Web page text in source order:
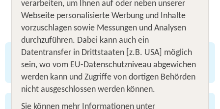
trotzdem auf Sicherheit und Komfort setzen
möchten.
mehr als 59.000 Hotels weltweit
bestes Preis-Leistungs-Verhältnis
Reisen nach der Buchung 3 Tage kostenlos
verarbeiten, um Ihnen auf oder neben unserer
Webseite personalisierte Werbung und Inhalte
vorzuschlagen sowie Messungen und Analysen
durchzuführen. Dabei kann auch ein
Datentransfer in Drittstaaten [z.B. USA] möglich
sein, wo vom EU-Datenschutzniveau abgewichen
werden kann und Zugriffe von dortigen Behörden
nicht ausgeschlossen werden können.
Sie können mehr Informationen unter